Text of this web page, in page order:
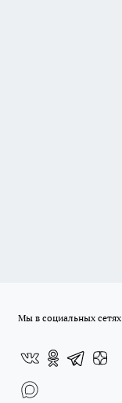
Мы в социальных сетях